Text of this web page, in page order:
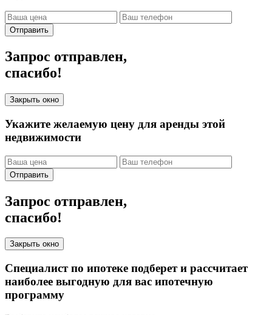
Отправить
Запрос отправлен,
спасибо!
Закрыть окно
Укажите желаемую цену для аренды этой
недвижимости
Отправить
Запрос отправлен,
спасибо!
Закрыть окно
Специалист по ипотеке подберет и рассчитает
наиболее выгодную для вас ипотечную
программу